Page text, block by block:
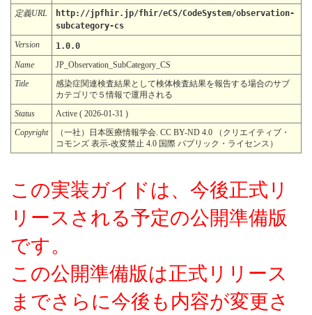
定義URL
http://jpfhir.jp/fhir/eCS/CodeSystem/observation-
subcategory-cs
Version
1.0.0
Name
JP_Observation_SubCategory_CS
Title
感染症関連検査結果として検体検査結果を報告する場合のサブ
カテゴリで５情報で運用される
Status
Active ( 2026-01-31 )
Copyright
（一社）日本医療情報学会. CC BY-ND 4.0 （クリエイティブ・
コモンズ 表示-改変禁止 4.0 国際 パブリック・ライセンス）
この実装ガイドは、今後正式リ
リースされる予定の公開準備版
です。
この公開準備版は正式リリース
までさらに今後も内容が変更さ